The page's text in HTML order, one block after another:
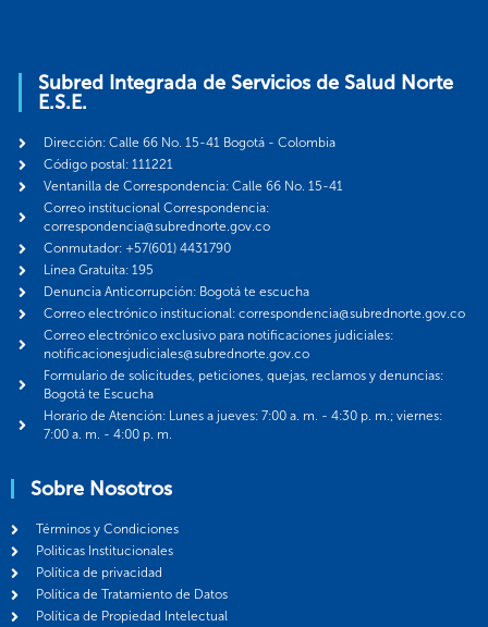
Subred Integrada de Servicios de Salud Norte
E.S.E.
Dirección: Calle 66 No. 15-41 Bogotá - Colombia
Código postal: 111221
Ventanilla de Correspondencia: Calle 66 No. 15-41
Correo institucional Correspondencia:
correspondencia@subrednorte.gov.co
Conmutador: +57(601) 4431790
Línea Gratuita: 195
Denuncia Anticorrupción: Bogotá te escucha
Correo electrónico institucional: correspondencia@subrednorte.gov.co
Correo electrónico exclusivo para notificaciones judiciales:
notificacionesjudiciales@subrednorte.gov.co
Formulario de solicitudes, peticiones, quejas, reclamos y denuncias:
Bogotá te Escucha
Horario de Atención: Lunes a jueves: 7:00 a. m. - 4:30 p. m.; viernes:
7:00 a. m. - 4:00 p. m.
Sobre Nosotros
Términos y Condiciones
Politicas Institucionales
Política de privacidad
Política de Tratamiento de Datos
Política de Propiedad Intelectual